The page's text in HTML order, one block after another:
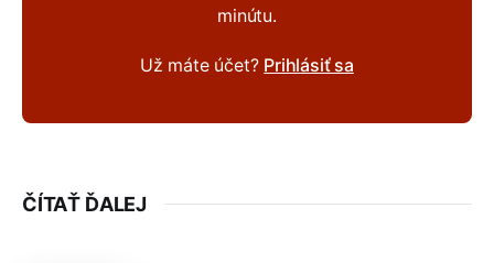
minútu.
Už máte účet? Prihlásiť sa
ČÍTAŤ ĎALEJ